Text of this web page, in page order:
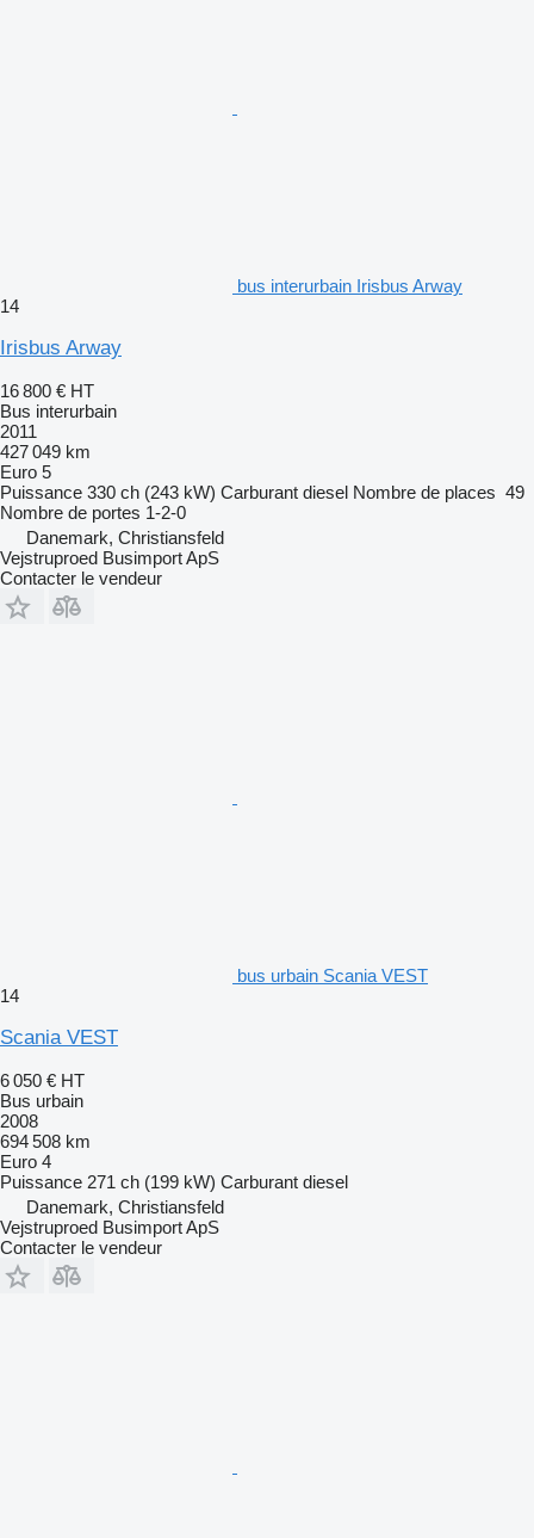
bus interurbain Irisbus Arway
14
Irisbus Arway
16 800 € HT
Bus interurbain
2011
427 049 km
Euro 5
Puissance 330 ch (243 kW) Carburant diesel Nombre de places 49
Nombre de portes 1-2-0
Danemark, Christiansfeld
Vejstruproed Busimport ApS
Contacter le vendeur
bus urbain Scania VEST
14
Scania VEST
6 050 € HT
Bus urbain
2008
694 508 km
Euro 4
Puissance 271 ch (199 kW) Carburant diesel
Danemark, Christiansfeld
Vejstruproed Busimport ApS
Contacter le vendeur